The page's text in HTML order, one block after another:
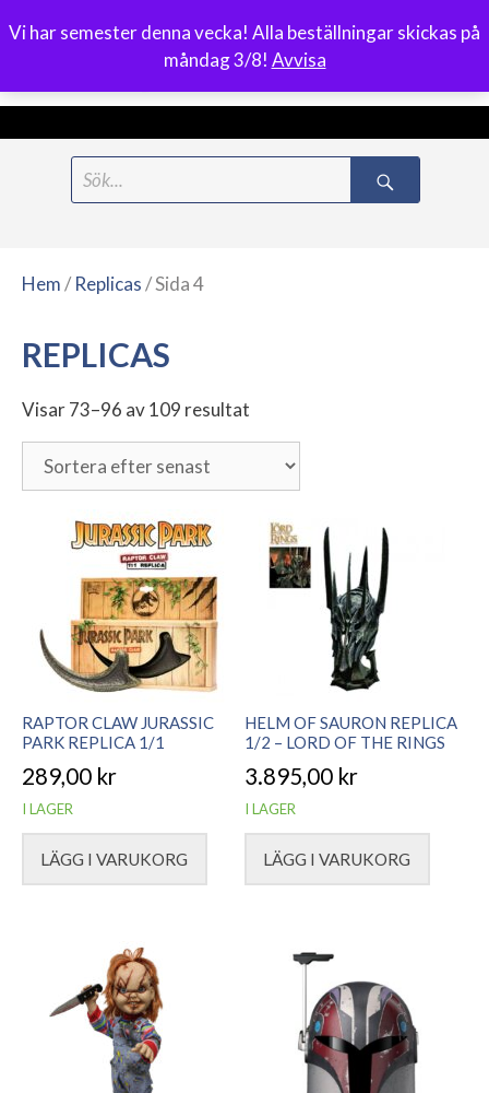
Vi har semester denna vecka! Alla beställningar skickas på
måndag 3/8! Avvisa
0
Meny
Hem/Replicas/ Sida 4
REPLICAS
Visar 73–96 av 109 resultat
efter
senaste
RAPTOR CLAW JURASSIC
PARK REPLICA 1/1
289,00 kr
I LAGER
LÄGG I VARUKORG
HELM OF SAURON REPLICA
1/2 – LORD OF THE RINGS
3.895,00 kr
I LAGER
LÄGG I VARUKORG